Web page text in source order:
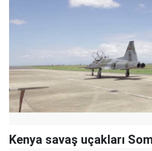
Kenya savaş uçakları